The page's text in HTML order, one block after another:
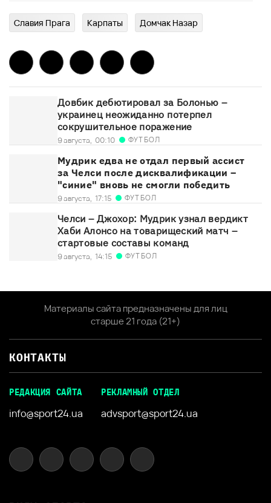
Славия Прага Карпаты Домчак Назар
Довбик дебютировал за Болонью –
украинец неожиданно потерпел
сокрушительное поражение
9 августа, 00:10 ФУТБОЛ
Мудрик едва не отдал первый ассист
за Челси после дисквалификации –
"синие" вновь не смогли победить
9 августа, 17:15 ФУТБОЛ
Челси – Джохор: Мудрик узнал вердикт
Хаби Алонсо на товарищеский матч –
стартовые составы команд
9 августа, 14:15 ФУТБОЛ
Материалы сайта предназначены для лиц
старше 21 года (21+)
КОНТАКТЫ
РЕДАКЦИЯ САЙТА
info@sport24.ua
РЕКЛАМНЫЙ ОТДЕЛ
advsport@sport24.ua